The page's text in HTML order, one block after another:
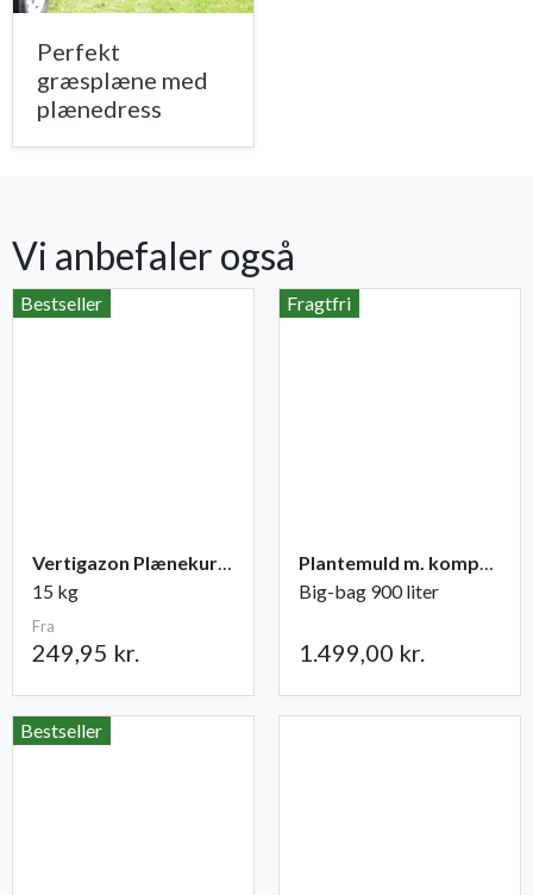
Perfekt
græsplæne med
plænedress
Vi anbefaler også
Bestseller
Vertigazon Plænekur NPK 6-1-17 (+2)
15 kg
Fra
249,95 kr.
Fragtfri
Plantemuld m. kompost fra Champost
Big-bag 900 liter
1.499,00 kr.
Bestseller